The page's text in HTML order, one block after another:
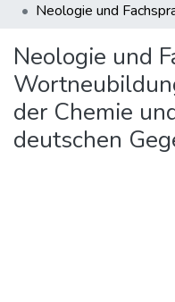
Neologie und
der Chemie
deutschen